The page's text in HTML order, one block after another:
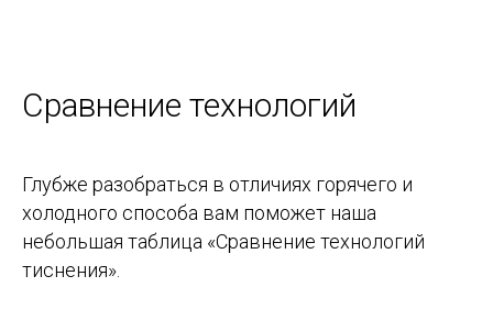
Сравнение технологий
Глубже разобраться в отличиях горячего и
холодного способа вам поможет наша
небольшая таблица «Сравнение технологий
тиснения».